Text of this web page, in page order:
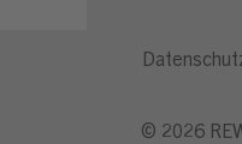
© 2026